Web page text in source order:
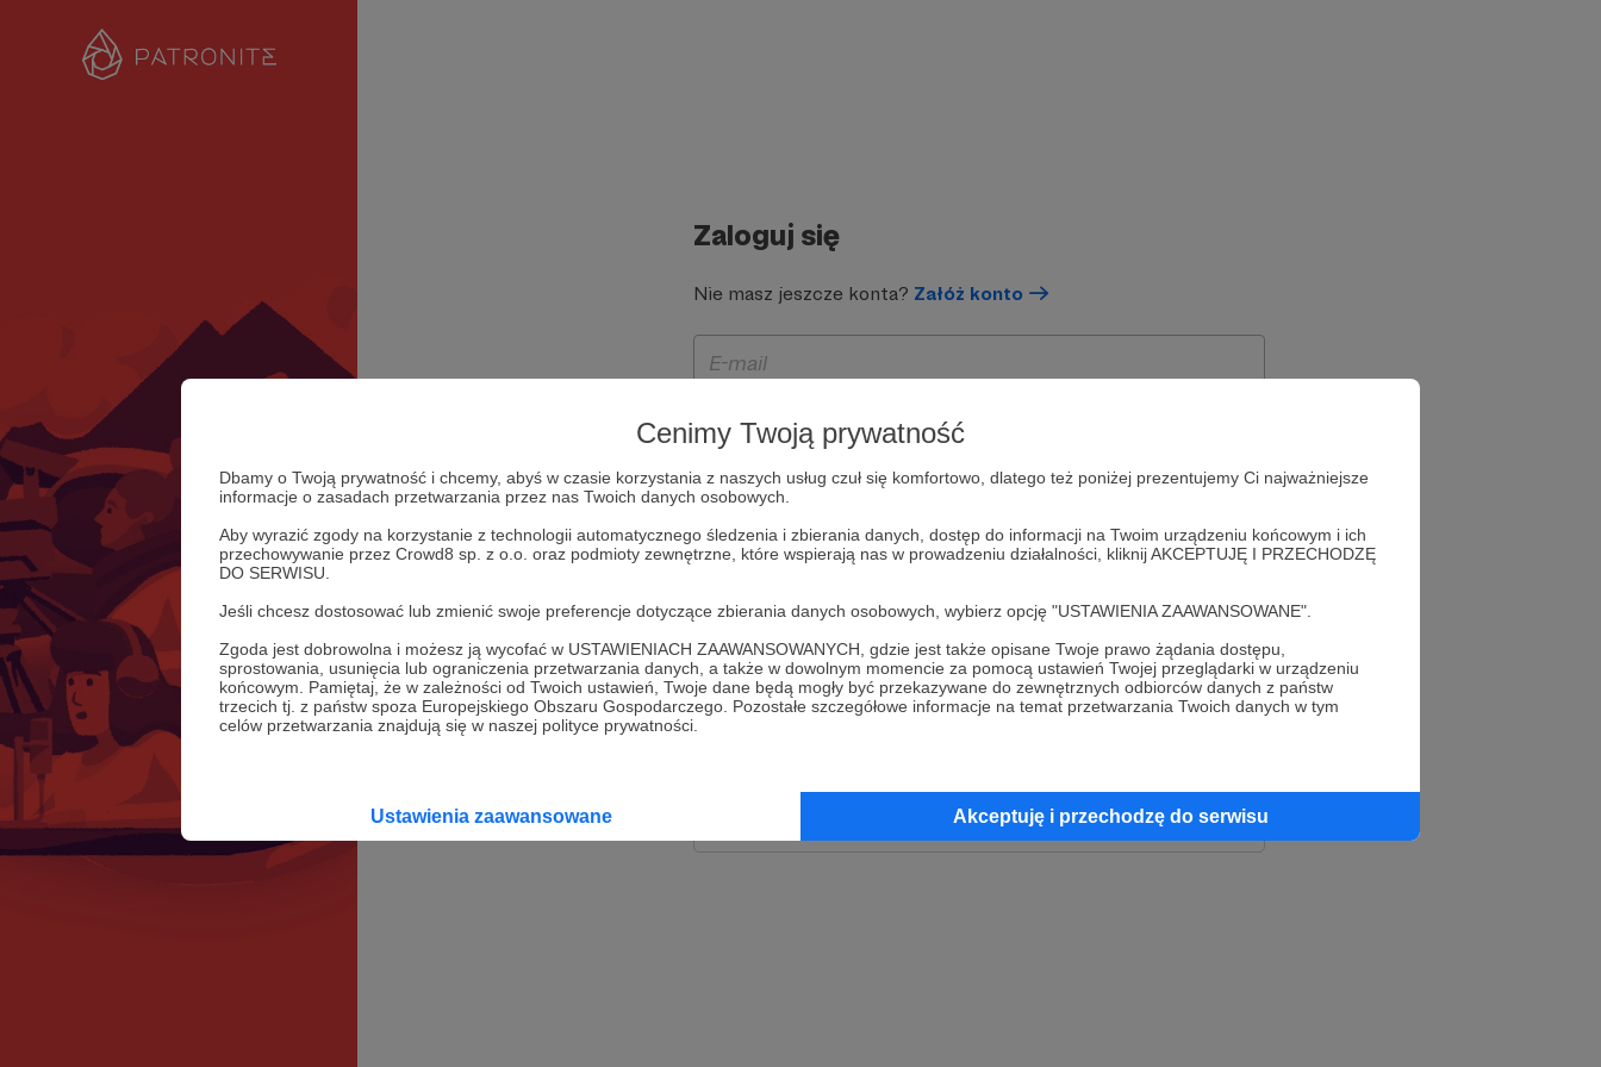
Cenimy Twoją prywatność
Dbamy o Twoją prywatność i chcemy, abyś w czasie korzystania z naszych usług czuł się komfortowo, dlatego też poniżej prezentujemy Ci najważniejsze
informacje o zasadach przetwarzania przez nas Twoich danych osobowych.
Aby wyrazić zgody na korzystanie z technologii automatycznego śledzenia i zbierania danych, dostęp do informacji na Twoim urządzeniu końcowym i ich
przechowywanie przez Crowd8 sp. z o.o. oraz podmioty zewnętrzne, które wspierają nas w prowadzeniu działalności, kliknij AKCEPTUJĘ I PRZECHODZĘ
DO SERWISU.
Jeśli chcesz dostosować lub zmienić swoje preferencje dotyczące zbierania danych osobowych, wybierz opcję "USTAWIENIA ZAAWANSOWANE".
Zgoda jest dobrowolna i możesz ją wycofać w USTAWIENIACH ZAAWANSOWANYCH, gdzie jest także opisane Twoje prawo żądania dostępu,
sprostowania, usunięcia lub ograniczenia przetwarzania danych, a także w dowolnym momencie za pomocą ustawień Twojej przeglądarki w urządzeniu
końcowym. Pamiętaj, że w zależności od Twoich ustawień, Twoje dane będą mogły być przekazywane do zewnętrznych odbiorców danych z państw
trzecich tj. z państw spoza Europejskiego Obszaru Gospodarczego. Pozostałe szczegółowe informacje na temat przetwarzania Twoich danych w tym
celów przetwarzania znajdują się w naszej polityce prywatności.
Ustawienia zaawansowane Akceptuję i przechodzę do serwisu
Zaloguj się
Nie masz jeszcze konta? Załóż konto
Zapamiętaj mnie
lub
Kontynuuj z Apple